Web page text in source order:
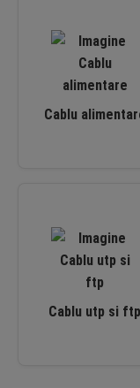
Cablu
Cablu utp si ftp